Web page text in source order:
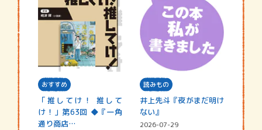
おすすめ
「推してけ！ 推して
け！」第63回 ◆『一角
通り商店…
読みもの
井上先斗『夜がまだ明け
ない』
2026-07-29